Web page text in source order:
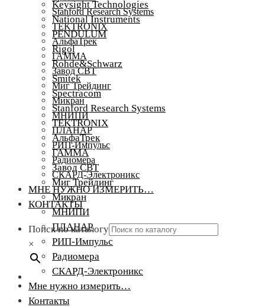
Stanford Research Systems
TEKTRONIX
АльфаТрек
ГАММА
Завод СВТ
Миг Трейдинг
Микран
МНИПИ
ПЛАНАР
РИП-Импульс
Радиомера
СКАРД-Электроникс
МНЕ НУЖНО ИЗМЕРИТЬ…
КОНТАКТЫ
Поиск по каталогу
×
Keysight Technologies
National Instruments
PENDULUM
Rigol
Rohde&Schwarz
Smitek
Spectracom
Stanford Research Systems
TEKTRONIX
АльфаТрек
ГАММА
Завод СВТ
Миг Трейдинг
Микран
МНИПИ
ПЛАНАР
РИП-Импульс
Радиомера
СКАРД-Электроникс
Мне нужно измерить…
Контакты